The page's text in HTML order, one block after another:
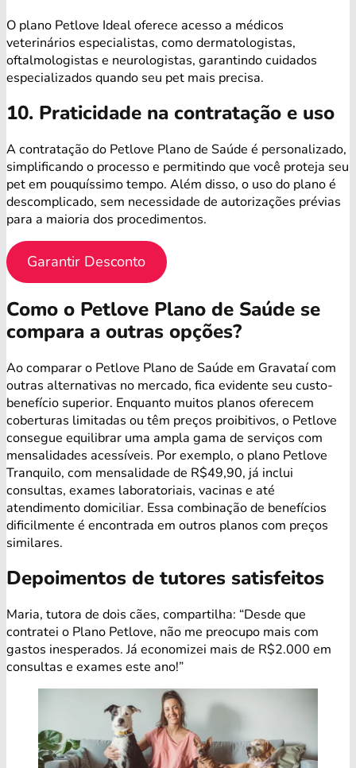
O plano Petlove Ideal oferece acesso a médicos
veterinários especialistas, como dermatologistas,
oftalmologistas e neurologistas, garantindo cuidados
especializados quando seu pet mais precisa.
10. Praticidade na contratação e uso
A contratação do Petlove Plano de Saúde é personalizado,
simplificando o processo e permitindo que você proteja seu
pet em pouquíssimo tempo. Além disso, o uso do plano é
descomplicado, sem necessidade de autorizações prévias
para a maioria dos procedimentos.
Garantir Desconto
Como o Petlove Plano de Saúde se
compara a outras opções?
Ao comparar o Petlove Plano de Saúde em Gravataí com
outras alternativas no mercado, fica evidente seu custo-
benefício superior. Enquanto muitos planos oferecem
coberturas limitadas ou têm preços proibitivos, o Petlove
consegue equilibrar uma ampla gama de serviços com
mensalidades acessíveis. Por exemplo, o plano Petlove
Tranquilo, com mensalidade de R$49,90, já inclui
consultas, exames laboratoriais, vacinas e até
atendimento domiciliar. Essa combinação de benefícios
dificilmente é encontrada em outros planos com preços
similares.
Depoimentos de tutores satisfeitos
Maria, tutora de dois cães, compartilha: “Desde que
contratei o Plano Petlove, não me preocupo mais com
gastos inesperados. Já economizei mais de R$2.000 em
consultas e exames este ano!”